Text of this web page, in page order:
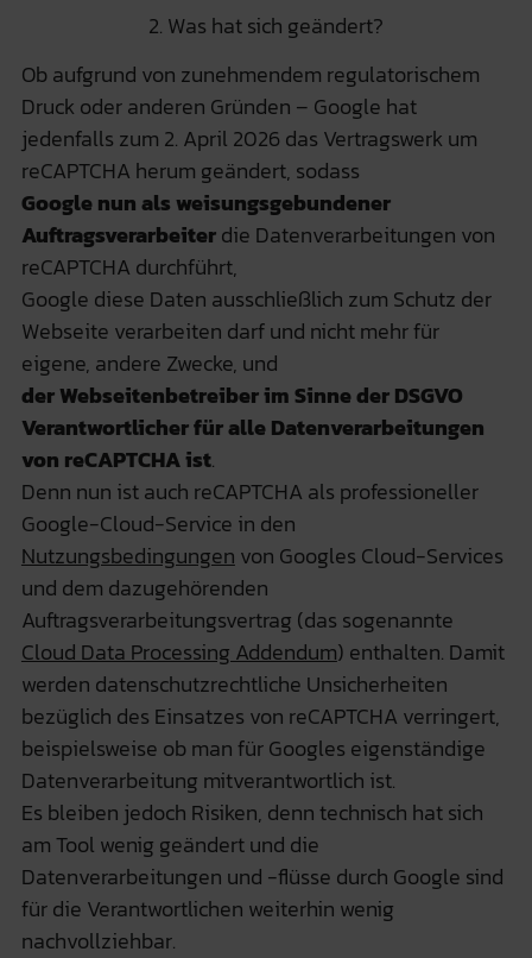
2. Was hat sich geändert?
Ob aufgrund von zunehmendem regulatorischem
Druck oder anderen Gründen – Google hat
jedenfalls zum 2. April 2026 das Vertragswerk um
reCAPTCHA herum geändert, sodass
Google nun als weisungsgebundener
Auftragsverarbeiterdie Datenverarbeitungen von
reCAPTCHA durchführt,
Google diese Daten ausschließlich zum Schutz der
Webseite verarbeiten darf und nicht mehr für
eigene, andere Zwecke, und
der Webseitenbetreiber im Sinne der DSGVO
Verantwortlicher für alle Datenverarbeitungen
von reCAPTCHA ist.
Denn nun ist auch reCAPTCHA als professioneller
Google-Cloud-Service in den
Nutzungsbedingungen von Googles Cloud-Services
und dem dazugehörenden
Auftragsverarbeitungsvertrag (das sogenannte
Cloud Data Processing Addendum) enthalten. Damit
werden datenschutzrechtliche Unsicherheiten
bezüglich des Einsatzes von reCAPTCHA verringert,
beispielsweise ob man für Googles eigenständige
Datenverarbeitung mitverantwortlich ist.
Es bleiben jedoch Risiken, denn technisch hat sich
am Tool wenig geändert und die
Datenverarbeitungen und -flüsse durch Google sind
für die Verantwortlichen weiterhin wenig
nachvollziehbar.